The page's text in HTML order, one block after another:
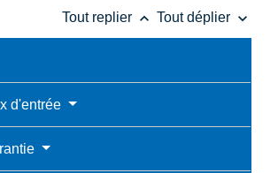
Tout replier keyboard_arrow_up Tout déplier keyboard_arrow_down
d'entrée